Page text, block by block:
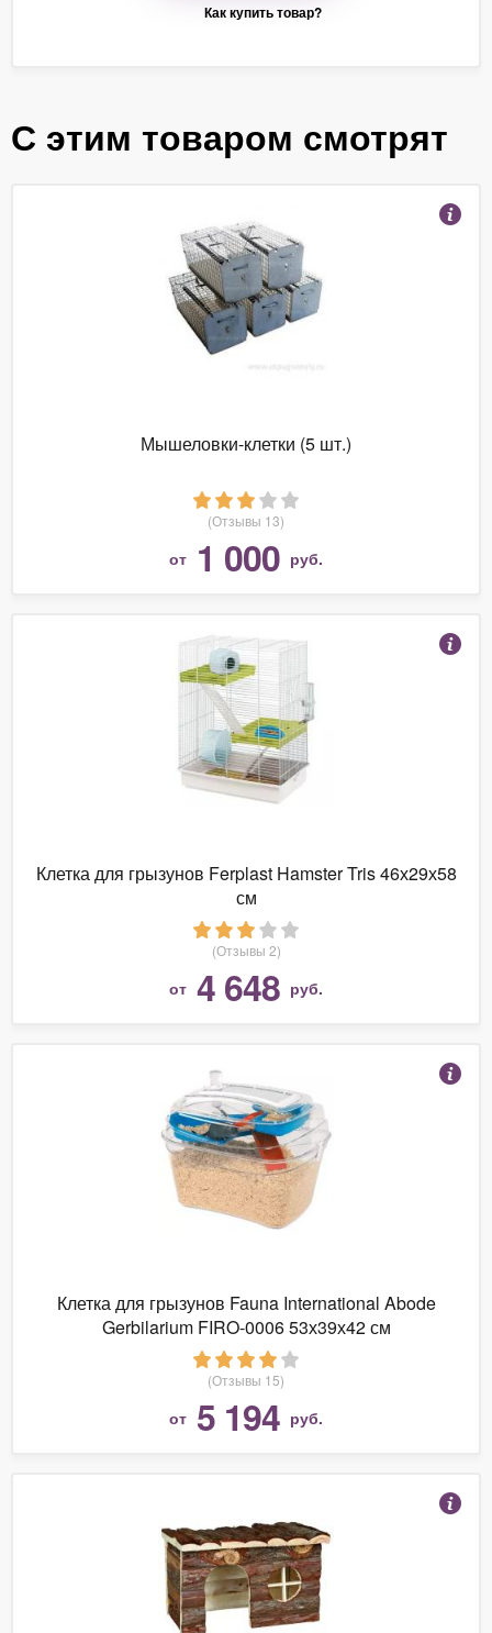
Как купить товар?
С этим товаром смотрят
Мышеловки-клетки (5 шт.)
(Отзывы 13)
от 1 000 руб.
Клетка для грызунов Ferplast Hamster Tris 46х29х58
см
(Отзывы 2)
от 4 648 руб.
Клетка для грызунов Fauna International Abode
Gerbilarium FIRO-0006 53х39х42 см
(Отзывы 15)
от 5 194 руб.